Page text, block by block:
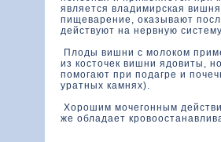
является владимирская
пищеварение, оказывают
действуют на нервную
Плоды вишни с молоком
из косточек вишни ядовиты,
помогают при подагре и
уратных камнях).
Хорошим мочегонным
же обладает